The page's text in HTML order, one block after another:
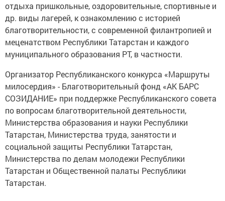
отдыха пришкольные, оздоровительные, спортивные и
др. виды лагерей, к ознакомлению с историей
благотворительности, с современной филантропией и
меценатством Республики Татарстан и каждого
муниципального образования РТ, в частности.
Организатор Республиканского конкурса «Маршруты
милосердия» - Благотворительный фонд «АК БАРС
СОЗИДАНИЕ» при поддержке Республиканского совета
по вопросам благотворительной деятельности,
Министерства образования и науки Республики
Татарстан, Министерства труда, занятости и
социальной защиты Республики Татарстан,
Министерства по делам молодежи Республики
Татарстан и Общественной палаты Республики
Татарстан.